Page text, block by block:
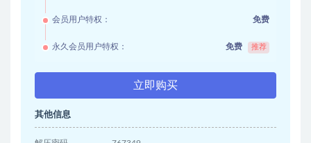
会员用户特权： 免费
永久会员用户特权： 免费 推荐
立即购买
其他信息